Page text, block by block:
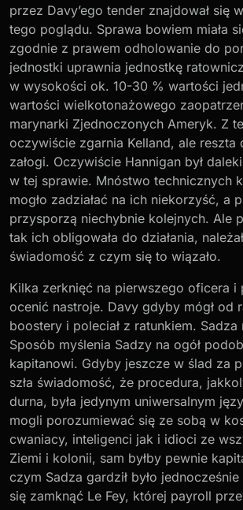
przez Davy’ego tender znajdował się
tego poglądu. Sprawa bowiem miała
zgodnie z prawem odholowanie do
jednostki uprawnia jednostkę
w wysokości ok. 10-30 % wartości
wartości wielkotonażowego
marynarki Zjednoczonych Ameryk. Z
oczywiście zgarnia Kelland, ale reszta
załogi. Oczywiście Hannigan był
w tej sprawie. Mnóstwo technicznych
mogło zadziałać na ich niekorzyść, a
przysporzą niechybnie kolejnych. Ale
tak ich obligowała do działania,
świadomość z czym się to wiązało.
Kilka zerknięć na pierwszego oficera i
ocenić nastroje. Davy gdyby mógł od
boostery i poleciał z ratunkiem. Sadza
Sposób myślenia Sadzy na ogół
kapitanowi. Gdyby jeszcze w ślad za
szła świadomość, że procedura,
durna, była jedynym uniwersalnym
mogli porozumiewać się ze sobą w
cwaniacy, inteligenci jak i idioci ze
Ziemi i kolonii, sam byłby pewnie
czym Sadza gardził było
się zamknąć Le Fey, której payroll